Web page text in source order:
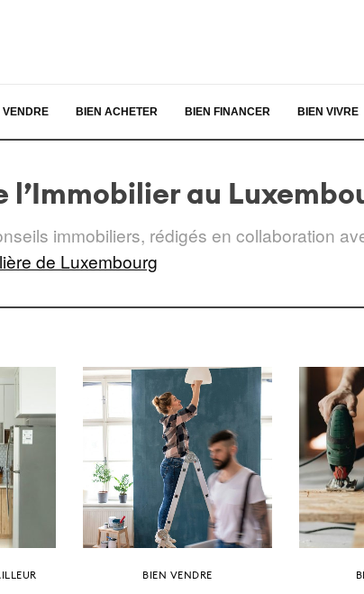
VENDRE BIEN ACHETER BIEN FINANCER BIEN VIVRE
l’Immobilier au
immobiliers, rédigés en collaboration
de Luxembourg
BIEN VENDRE